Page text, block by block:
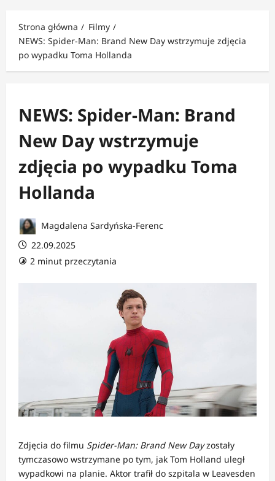
Strona główna
Filmy
NEWS: Spider-Man: Brand New Day wstrzymuje zdjęcia
po wypadku Toma Hollanda
NEWS: Spider-Man: Brand
New Day wstrzymuje
zdjęcia po wypadku Toma
Hollanda
Magdalena Sardyńska-Ferenc
22.09.2025
2 minut przeczytania
Zdjęcia do filmu Spider-Man: Brand New Dayzostały
tymczasowo wstrzymane po tym, jak Tom Holland uległ
wypadkowi na planie. Aktor trafił do szpitala w Leavesden